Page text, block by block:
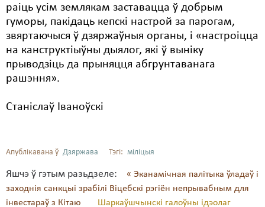
раіць усім землякам заставацца ў добрым
гуморы, пакідаць кепскі настрой за парогам,
звяртаючыся ў дзяржаўныя органы, і «настроіцца
на канструктіыўны дыялог, які ў выніку
прыводзіць да прыняцця абгрунтаванага
рашэння».
Станіслаў Іваноўскі
Апублікавана ў Дзяржава Тэгі: міліцыя
Яшчэ ў гэтым разьдзеле:
« Эканамічная палітыка ўладаў і
заходнія санкцыі зрабілі Віцебскі рэгіён непрывабным для
інвестараў з Кітаю
Шаркаўшчынскі галоўны ідэолаг